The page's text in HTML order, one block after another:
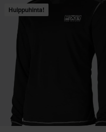
Huippuhinta!